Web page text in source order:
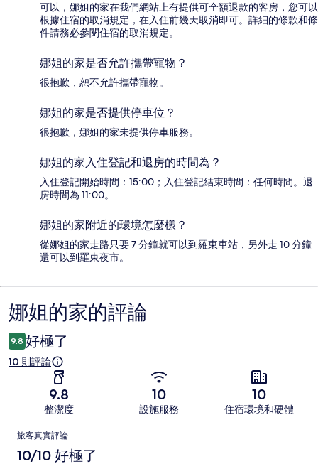
可以，娜姐的家在我們網站上有提供可全額退款的客房，您可以
根據住宿的取消規定，在入住前幾天取消即可。詳細的條款和條
件請務必參閱住宿的取消規定。
娜姐的家是否允許攜帶寵物？
很抱歉，恕不允許攜帶寵物。
娜姐的家是否提供停車位？
很抱歉，娜姐的家未提供停車服務。
娜姐的家入住登記和退房的時間為？
入住登記開始時間：15:00；入住登記結束時間：任何時間。退
房時間為 11:00。
娜姐的家附近的環境怎麼樣？
從娜姐的家走路只要 7 分鐘就可以到羅東車站，另外走 10 分鐘
還可以到羅東夜市。
評
論
娜姐的家的評論
9.8 好極了
10 則評論
9.8
整潔度
10
設施服務
10
住宿環境和硬體
評
論
旅客真實評論
10/10 好極了